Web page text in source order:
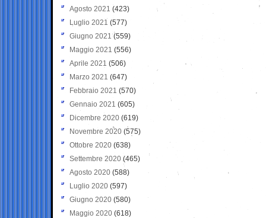
Agosto 2021 (423)
Luglio 2021 (577)
Giugno 2021(559)
Maggio 2021 (556)
Aprile 2021 (506)
Marzo 2021 (647)
Febbraio 2021 (570)
Gennaio 2021 (605)
Dicembre 2020 (619)
Novembre 2020 (575)
Ottobre 2020 (638)
Settembre 2020(465)
Agosto 2020 (588)
Luglio 2020 (597)
Giugno 2020 (580)
Maggio 2020 (618)